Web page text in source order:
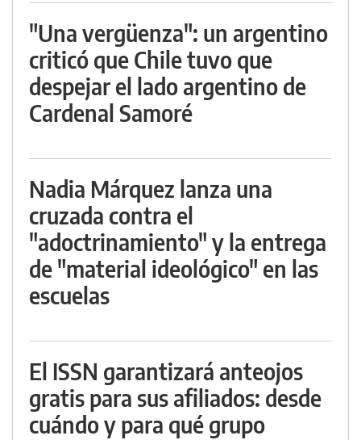
"Una vergüenza": un argentino
criticó que Chile tuvo que
despejar el lado argentino de
Cardenal Samoré
Nadia Márquez lanza una
cruzada contra el
"adoctrinamiento" y la entrega
de "material ideológico" en las
escuelas
El ISSN garantizará anteojos
gratis para sus afiliados: desde
cuándo y para qué grupo